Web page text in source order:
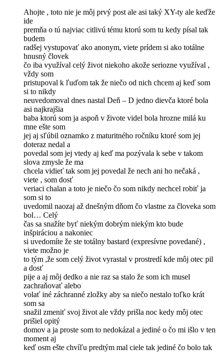
Ahojte , toto nie je môj prvý post ale asi taký XY-ty ale keďže
ide
premňa o tú najviac citlivú tému ktorú som tu kedy písal tak
budem
radšej vystupovať ako anonym, viete prídem si ako totálne
hnusný človek
čo iba využíval celý život niekoho akože seriozne využíval ,
vždy som
pristupoval k ľuďom tak že niečo od nich chcem aj keď som
si to nikdy
neuvedomoval dnes nastal Deň – D jedno dievča ktoré bola
asi najkrajšia
baba ktorú som ja aspoň v živote videl bola hrozne milá ku
mne ešte som
jej aj sľúbil oznamko z maturitného ročníku ktoré som jej
doteraz nedal a
povedal som jej vtedy aj keď ma pozývala k sebe v takom
slova zmysle že ma
chcela vidieť tak som jej povedal že nech ani ho nečaká ,
viete , som dosť
veriaci chalan a toto je niečo čo som nikdy nechcel robiť ja
som si to
uvedomil naozaj až dnešným dňom čo vlastne za človeka som
bol… Celý
čas sa snažíte byť niekým dobrým niekým kto bude
inšpiráciou a nakoniec
si uvedomíte že ste totálny bastard (expresívne povedané) ,
viete možno je
to tým ,že som celý život vyrastal v prostredí kde môj otec pil
a dosť
pije a aj môj dedko a nie raz sa stalo že som ich musel
zachraňovať alebo
volať iné záchranné zložky aby sa niečo nestalo toľko krát
som sa
snažil zmeniť svoj život ale vždy prišla noc kedy môj otec
prišiel opitý
domov a ja proste som to nedokázal a jediné o čo mi išlo v ten
moment aj
keď osm ešte chvíľu predtým mal ciele tak jediné čo bolo tak